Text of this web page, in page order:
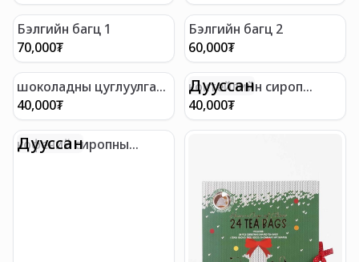
Бэлгийн багц 1
70,000₮
Бэлгийн багц 2
60,000₮
шоколадны цуглуулга
бэлгийн багц
40,000₮
Дууссан
коктейлийн сироп
цуглуулга бэлэг
40,000₮
Дууссан
кофений сиропны